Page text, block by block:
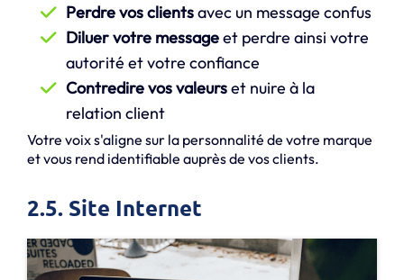
Perdre vos clientsavec un message confus
Diluer votre messageet perdre ainsi votre
autorité et votre confiance
Contredire vos valeurset nuire à la
relation client
Votre voix s'aligne sur la personnalité de votre marque
et vous rend identifiable auprès de vos clients.
2.5. Site Internet